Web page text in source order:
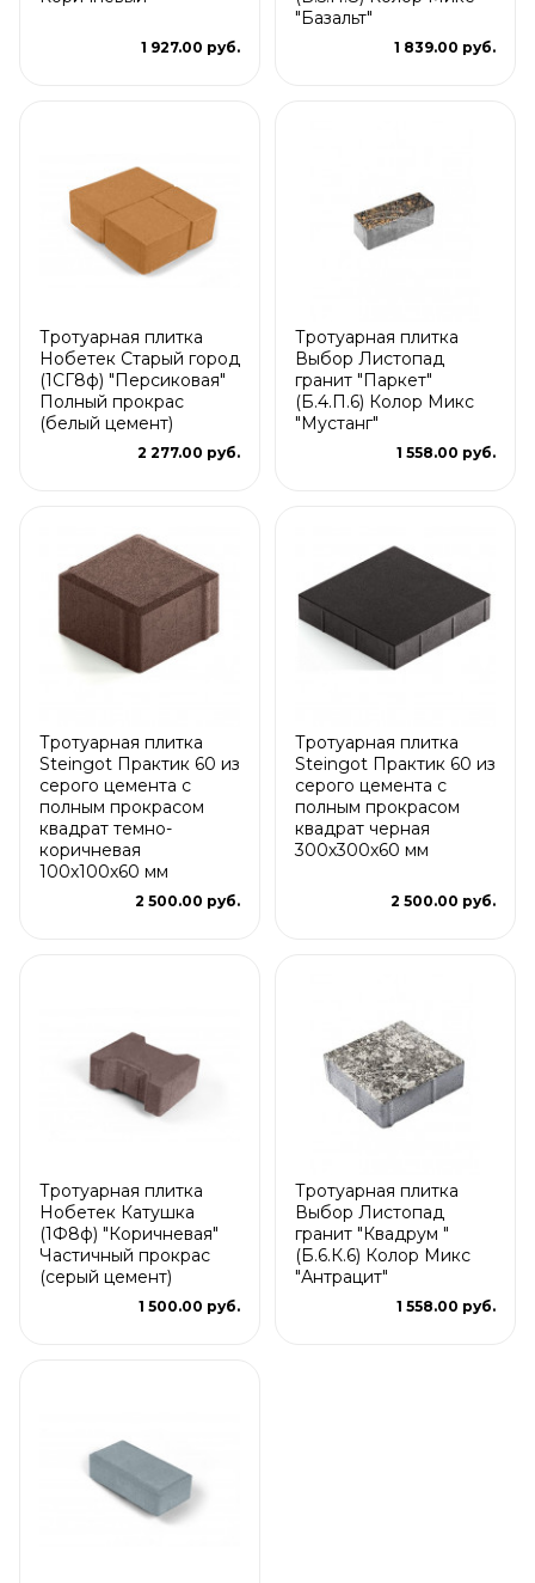
1 927.00 руб.
"Базальт"
1 839.00 руб.
Тротуарная плитка
Нобетек Старый город
(1СГ8ф) "Персиковая"
Полный прокрас
(белый цемент)
2 277.00 руб.
Тротуарная плитка
Выбор Листопад
гранит "Паркет"
(Б.4.П.6) Колор Микс
"Мустанг"
1 558.00 руб.
Тротуарная плитка
Steingot Практик 60 из
серого цемента с
полным прокрасом
квадрат темно-
коричневая
100х100х60 мм
2 500.00 руб.
Тротуарная плитка
Steingot Практик 60 из
серого цемента с
полным прокрасом
квадрат черная
300х300х60 мм
2 500.00 руб.
Тротуарная плитка
Нобетек Катушка
(1Ф8ф) "Коричневая"
Частичный прокрас
(серый цемент)
1 500.00 руб.
Тротуарная плитка
Выбор Листопад
гранит "Квадрум "
(Б.6.К.6) Колор Микс
"Антрацит"
1 558.00 руб.